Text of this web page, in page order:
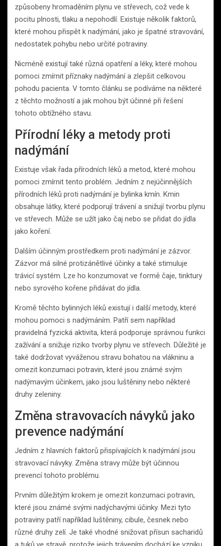
způsobeny hromaděním plynu ve střevech, což vede k
pocitu plnosti, tlaku a nepohodlí. Existuje několik faktorů,
které mohou přispět k nadýmání, jako je špatné stravování,
nedostatek pohybu nebo určité potraviny.
Nicméně existují také různá opatření a léky, které mohou
pomoci zmírnit příznaky nadýmání a zlepšit celkovou
pohodu pacienta. V tomto článku se podíváme na některé
z těchto možností a jak mohou být účinné při řešení
tohoto obtížného stavu.
Přírodní léky a metody proti
nadýmání
Existuje však řada přírodních léků a metod, které mohou
pomoci zmírnit tento problém. Jedním z nejúčinnějších
přírodních léků proti nadýmání je bylinka kmín. Kmin
obsahuje látky, které podporují trávení a snižují tvorbu plynu
ve střevech. Může se užít jako čaj nebo se přidat do jídla
jako koření.
Dalším účinným prostředkem proti nadýmání je zázvor.
Zázvor má silné protizánětlivé účinky a také stimuluje
trávicí systém. Lze ho konzumovat ve formě čaje, tinktury
nebo syrového kořene přidávat do jídla.
Kromě těchto bylinných léků existují i další metody, které
mohou pomoci s nadýmáním. Patří sem například
pravidelná fyzická aktivita, která podporuje správnou funkci
zažívání a snižuje riziko tvorby plynu ve střevech. Důležité je
také dodržovat vyváženou stravu bohatou na vlákninu a
omezit konzumaci potravin, které jsou známé svým
nadýmavým účinkem, jako jsou luštěniny nebo některé
druhy zeleniny.
Změna stravovacích návyků jako
prevence nadýmání
Jedním z hlavních faktorů přispívajících k nadýmání jsou
stravovací návyky. Změna stravy může být účinnou
prevencí tohoto problému.
Prvním důležitým krokem je omezit konzumaci potravin,
které jsou známé svými nadýchavými účinky. Mezi tyto
potraviny patří například luštěniny, cibule, česnek nebo
různé druhy zelí. Je také vhodné snižovat přísun sacharidů